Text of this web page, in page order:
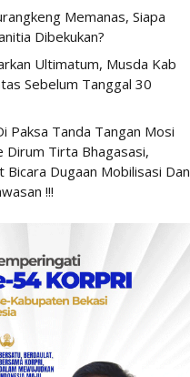
Memanas, Siapa
Dibekukan?
Ultimatum, Musda Kab
Sebelum Tanggal 30
Paksa Tanda Tangan Mosi
Dirum Tirta Bhagasasi,
Bicara Dugaan Mobilisasi Dan
!!!